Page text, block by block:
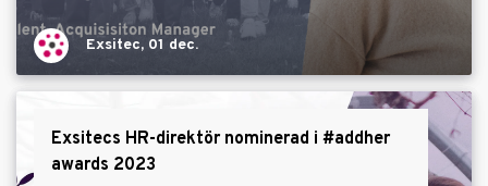
Exsitec, 01 dec.
Exsitecs HR-direktör nominerad i #addher
awards 2023